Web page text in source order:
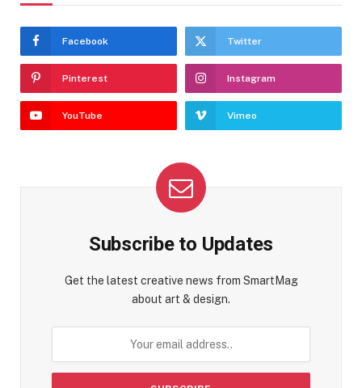
Facebook Twitter
Pinterest Instagram
YouTube Vimeo
Subscribe to Updates
Get the latest creative news from SmartMag
about art & design.